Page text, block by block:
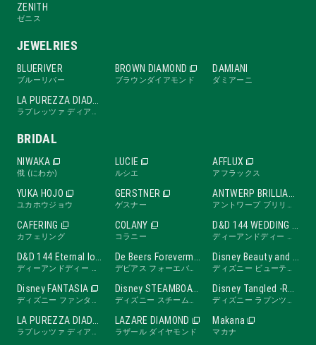
ZENITH
ゼニス
JEWELRIES
BLUERIVER
ブルーリバー
BROWN DIAMOND
ブラウンダイアモンド
DAMIANI
ダミアーニ
LA PUREZZA DIADE
ラプレッツァ ディアーデ
BRIDAL
NIWAKA
俄 (にわか)
LUCIE
ルシエ
AFFLUX
アフラックス
YUKA HOJO
ユカホウジョウ
GERSTNER
ゲスナー
ANTWERP BRILLIANT
アントワープ ブリリアント
CAFERING
カフェリング
COLANY
コラニー
D&D 144 WEDDING BAND
ディーアンドディー ワンフォーティーフォー ウェディングバンド
D&D 144 Eternal love band
ディーアンドディー ワンフォーティーフォー エターナルラブバンド
De Beers Forevermark
デビアス フォーエバーマーク
Disney Beauty and the Beast -ROSE Line-
ディズニー ビューティ・アンド・ビースト ローズライン
Disney FANTASIA
ディズニー ファンタジア
Disney STEAMBOAT WILLIE
ディズニー スチームボートウィリー
Disney Tangled -RAPUNZEL Collection-
ディズニー ラプンツェル
LA PUREZZA DIADE
ラプレッツァ ディアーデ
LAZARE DIAMOND
ラザール ダイヤモンド
Makana
マカナ